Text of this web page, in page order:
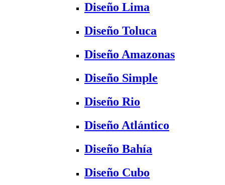
Diseño Lima
Diseño Toluca
Diseño Amazonas
Diseño Simple
Diseño Rio
Diseño Atlántico
Diseño Bahía
Diseño Cubo